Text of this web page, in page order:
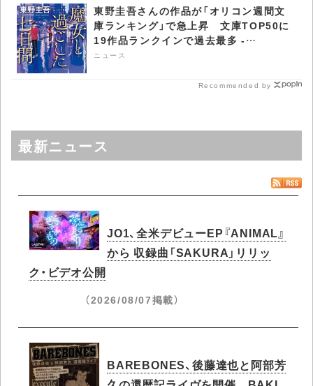
東野圭吾さんの作品が「オリコン週間文
庫ランキング」で急上昇​ 文庫TOP50に
19作品ランクインで過去最多 -
CDJournal ニュース
ニュース
Recommended by
最新ニュース
JO1、全米デビューEP『ANIMAL』
から 収録曲「SAKURA」リリッ
ク・ビデオ公開
（2026/08/07掲載）
BAREBONES、後藤達也と阿部芳